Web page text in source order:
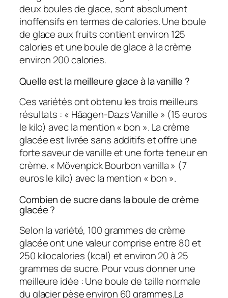
deux boules de glace, sont absolument
inoffensifs en termes de calories. Une boule
de glace aux fruits contient environ 125
calories et une boule de glace à la crème
environ 200 calories.
Quelle est la meilleure glace à la vanille ?
Ces variétés ont obtenu les trois meilleurs
résultats : « Häagen-Dazs Vanille » (15 euros
le kilo) avec la mention « bon ». La crème
glacée est livrée sans additifs et offre une
forte saveur de vanille et une forte teneur en
crème. « Mövenpick Bourbon vanilla » (7
euros le kilo) avec la mention « bon ».
Combien de sucre dans la boule de crème
glacée ?
Selon la variété, 100 grammes de crème
glacée ont une valeur comprise entre 80 et
250 kilocalories (kcal) et environ 20 à 25
grammes de sucre. Pour vous donner une
meilleure idée : Une boule de taille normale
du glacier pèse environ 60 grammes.La